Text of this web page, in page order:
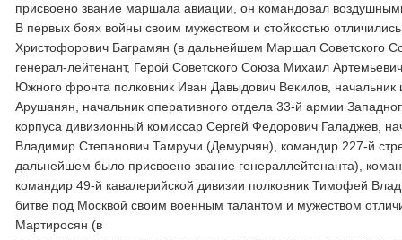
присвоено звание маршала авиации, он командовал
В первых боях войны своим мужеством и стойкостью
Христофорович Баграмян (в дальнейшем Маршал Советского
генерал-лейтенант, Герой Советского Союза Михаил
Южного фронта полковник Иван Давыдович Векилов,
Арушанян, начальник оперативного отдела 33-й армии
корпуса дивизионный комиссар Сергей Федорович Галаджев,
Владимир Степанович Тамручи (Демурчян), командир 227-й
дальнейшем было присвоено звание генераллейтенанта),
командир 49-й кавалерийской дивизии полковник Тимофей
битве под Москвой своим военным талантом и мужеством
Мартиросян (в